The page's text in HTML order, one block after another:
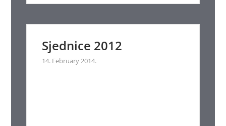
Sjednice 2012
14. February 2014.